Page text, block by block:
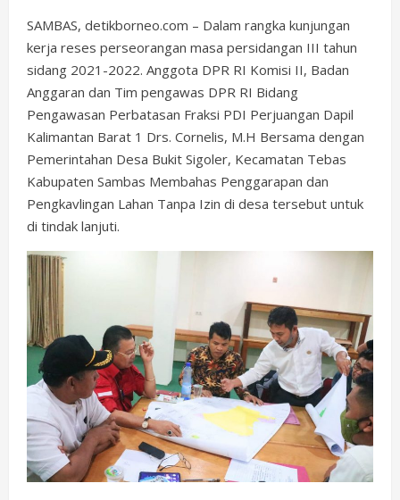
SAMBAS, detikborneo.com – Dalam rangka kunjungan
kerja reses perseorangan masa persidangan III tahun
sidang 2021-2022. Anggota DPR RI Komisi II, Badan
Anggaran dan Tim pengawas DPR RI Bidang
Pengawasan Perbatasan Fraksi PDI Perjuangan Dapil
Kalimantan Barat 1 Drs. Cornelis, M.H Bersama dengan
Pemerintahan Desa Bukit Sigoler, Kecamatan Tebas
Kabupaten Sambas Membahas Penggarapan dan
Pengkavlingan Lahan Tanpa Izin di desa tersebut untuk
di tindak lanjuti.